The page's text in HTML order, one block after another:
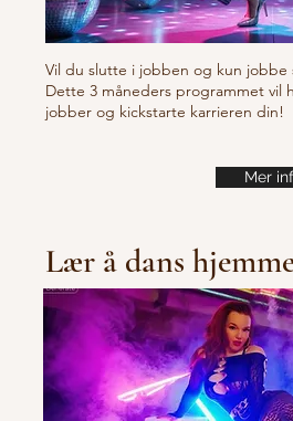
Vil du slutte i jobben og kun jobbe
Dette 3 måneders programmet vil
jobber og kickstarte karrieren din!
Mer
Lær å dans